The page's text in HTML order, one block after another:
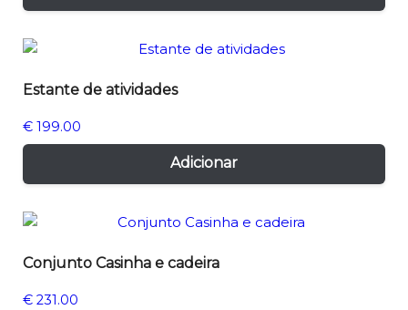
Estante de atividades
€ 199.00
Adicionar
Conjunto Casinha e cadeira
€ 231.00